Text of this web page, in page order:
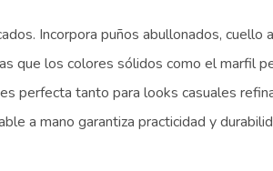
Incorpora puños abullonados, cuello
que los colores sólidos como el marfil
perfecta tanto para looks casuales
a mano garantiza practicidad y